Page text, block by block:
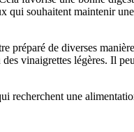
souhaitent maintenir
préparé de diverses
vinaigrettes légères. Il
recherchent une